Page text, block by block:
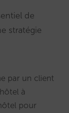
de
stratégie
par un client
à
pour